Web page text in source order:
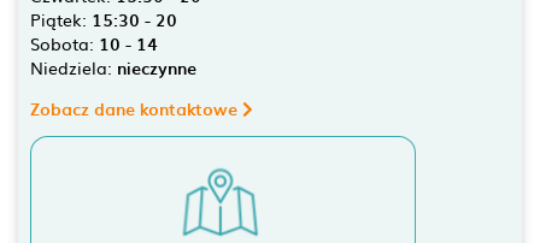
Piątek: 15:30 - 20
Sobota: 10 - 14
Niedziela: nieczynne
Zobacz dane kontaktowe